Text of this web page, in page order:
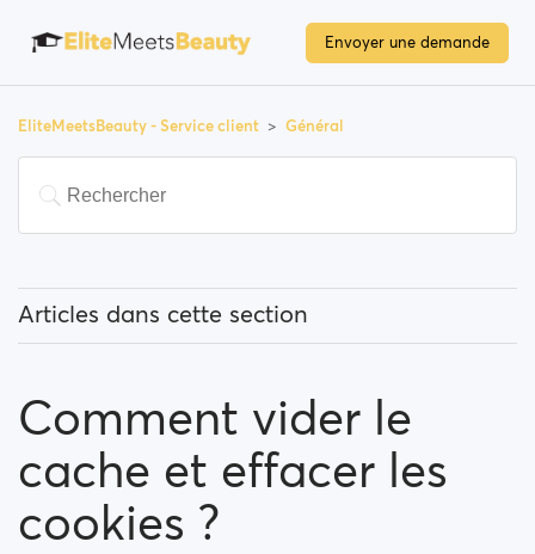
Envoyer une demande
EliteMeetsBeauty - Service client Général
Articles dans cette section
Comment puis-je modifier mon emplacement, et
comment fonctionne cette option ?
Qu'est-ce que "Bloquer un utilisateur" signifie?
Comment vider le
cache et effacer les
cookies ?